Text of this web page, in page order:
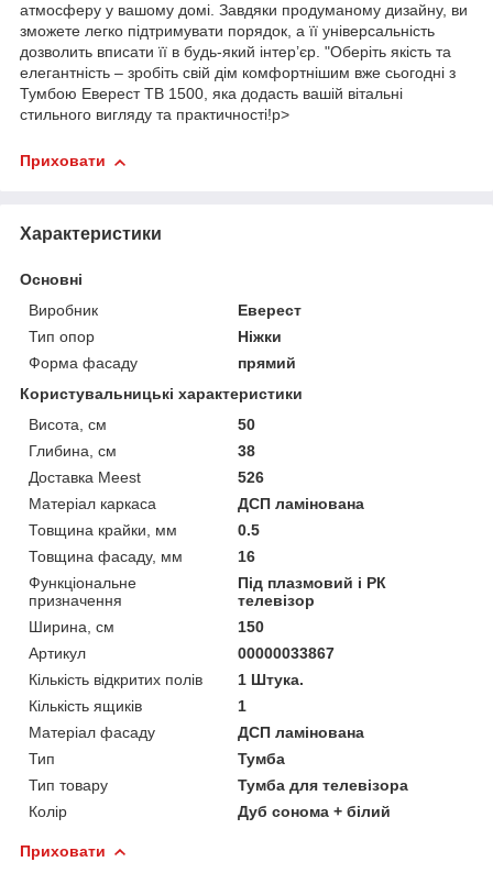
атмосферу у вашому домі. Завдяки продуманому дизайну, ви
зможете легко підтримувати порядок, а її універсальність
дозволить вписати її в будь-який інтер’єр. "Оберіть якість та
елегантність – зробіть свій дім комфортнішим вже сьогодні з
Тумбою Еверест ТВ 1500, яка додасть вашій вітальні
стильного вигляду та практичності!p>
Приховати
Характеристики
Основні
Виробник
Еверест
Тип опор
Ніжки
Форма фасаду
прямий
Користувальницькі характеристики
Висота, см
50
Глибина, см
38
Доставка Meest
526
Матеріал каркаса
ДСП ламінована
Товщина крайки, мм
0.5
Товщина фасаду, мм
16
Функціональне
призначення
Під плазмовий і РК
телевізор
Ширина, см
150
Артикул
00000033867
Кількість відкритих полів
1 Штука.
Кількість ящиків
1
Матеріал фасаду
ДСП ламінована
Тип
Тумба
Тип товару
Тумба для телевізора
Колір
Дуб сонома + білий
Приховати